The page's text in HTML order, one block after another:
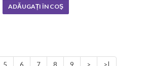
ADĂUGAȚI ÎN COŞ
5 6 7 8 9 > >|